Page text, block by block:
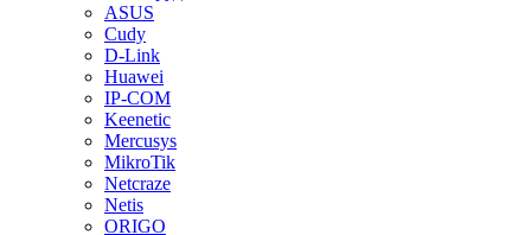
ASUS
Cudy
D-Link
Huawei
IP-COM
Keenetic
Mercusys
MikroTik
Netcraze
Netis
ORIGO